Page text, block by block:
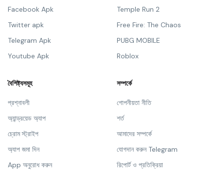
Facebook Apk
Twitter apk
Telegram Apk
Youtube Apk
Temple Run 2
Free Fire: The Chaos
PUBG MOBILE
Roblox
বৈশিষ্ট্যসমূহ
প্রশ্নাবলী
অ্যান্ড্রয়েড অ্যাপ
চ্রোম স্ট্রাইপ
অ্যাপ জমা দিন
App অনুরোধ করুন
সম্পর্কে
গোপনীয়তা নীতি
শর্ত
আমাদের সম্পর্কে
যোগদান করুন Telegram
রিপোর্ট ও প্রতিক্রিয়া